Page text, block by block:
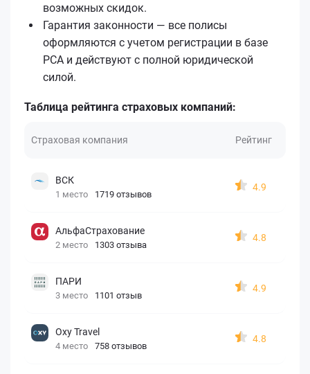
возможных скидок.
Гарантия законности — все полисы
оформляются с учетом регистрации в базе
РСА и действуют с полной юридической
силой.
Таблица рейтинга страховых компаний:
Страховая компания Рейтинг
ВСК
1 место 1719 отзывов
4.9
АльфаСтрахование
2 место 1303 отзыва
4.8
ПАРИ
3 место 1101 отзыв
4.9
Oxy Travel
4 место 758 отзывов
4.8